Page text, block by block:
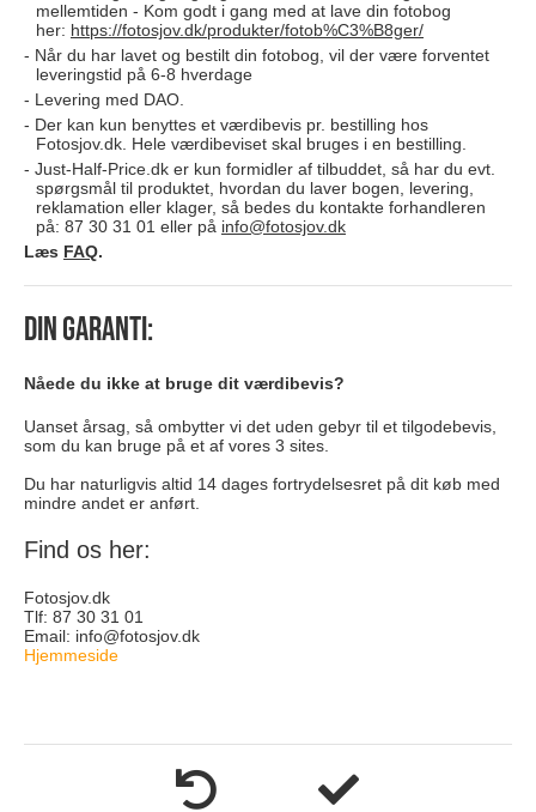
mellemtiden - Kom godt i gang med at lave din fotobog
her: https://fotosjov.dk/produkter/fotob%C3%B8ger/
Når du har lavet og bestilt din fotobog, vil der være forventet
leveringstid på 6-8 hverdage
Levering med DAO.
Der kan kun benyttes et værdibevis pr. bestilling hos
Fotosjov.dk. Hele værdibeviset skal bruges i en bestilling.
Just-Half-Price.dk er kun formidler af tilbuddet, så har du evt.
spørgsmål til produktet, hvordan du laver bogen, levering,
reklamation eller klager, så bedes du kontakte forhandleren
på: 87 30 31 01 eller på info@fotosjov.dk
Læs FAQ.
Din garanti:
Nåede du ikke at bruge dit værdibevis?
Uanset årsag, så ombytter vi det uden gebyr til et tilgodebevis,
som du kan bruge på et af vores 3 sites.
Du har naturligvis altid 14 dages fortrydelsesret på dit køb med
mindre andet er anført.
Find os her:
Fotosjov.dk
Tlf: 87 30 31 01
Email: info@fotosjov.dk
Hjemmeside